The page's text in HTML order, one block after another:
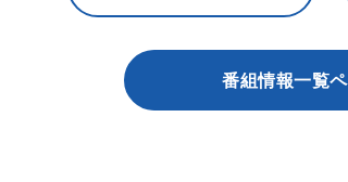
番組情報一覧